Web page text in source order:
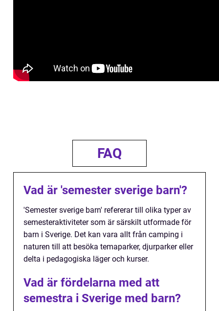
FAQ
Vad är 'semester sverige barn'?
'Semester sverige barn' refererar till olika typer av
semesteraktiviteter som är särskilt utformade för
barn i Sverige. Det kan vara allt från camping i
naturen till att besöka temaparker, djurparker eller
delta i pedagogiska läger och kurser.
Vad är fördelarna med att
semestra i Sverige med barn?